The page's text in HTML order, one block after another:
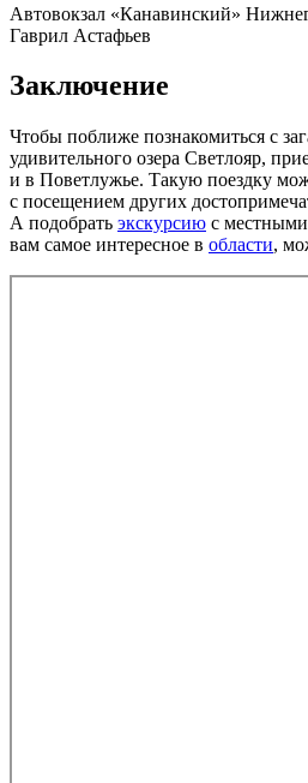
Автовокзал «Канавинский»
Гаврил Астафьев
Заключение
Чтобы поближе познакомиться с
удивительного озера Светлояр,
и в Поветлужье. Такую поездку
с посещением других
А подобрать экскурсию с
вам самое интересное в области,